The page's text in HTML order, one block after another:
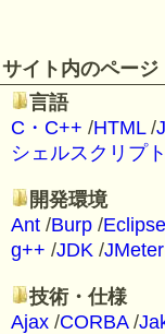
サイト内のページ
言語
C・C++ /HTML/
シェルスクリプト
開発環境
Ant /Burp /Eclipse
g++ /JDK /JMeter
技術・仕様
Ajax /CORBA/